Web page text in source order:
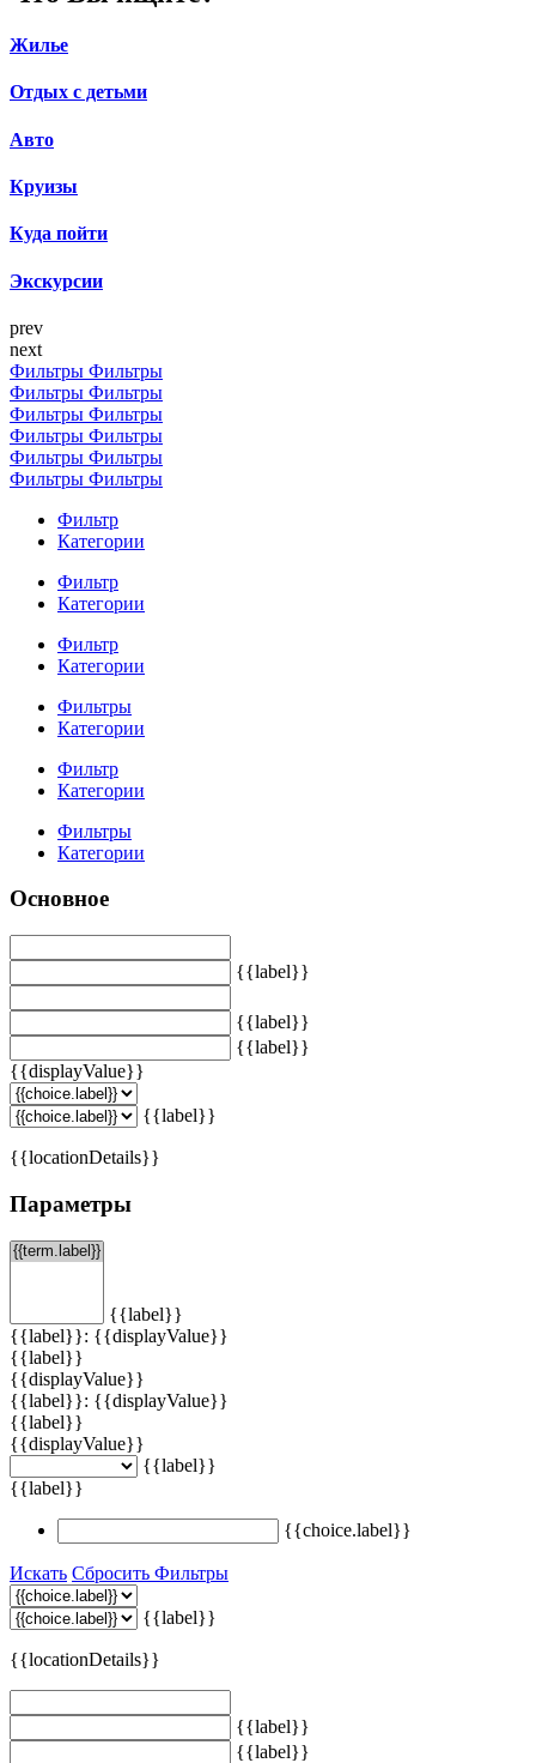
Жилье
Отдых с детьми
Авто
Круизы
Куда пойти
Экскурсии
prev
next
Фильтры Фильтры
Фильтры Фильтры
Фильтры Фильтры
Фильтры Фильтры
Фильтры Фильтры
Фильтры Фильтры
Фильтр
Категории
Фильтр
Категории
Фильтр
Категории
Фильтры
Категории
Фильтр
Категории
Фильтры
Категории
Основное
{{label}}
{{label}}
{{label}}
{{displayValue}}
{{label}}
{{locationDetails}}
Параметры
{{label}}
{{label}}: {{displayValue}}
{{label}}
{{displayValue}}
{{label}}: {{displayValue}}
{{label}}
{{displayValue}}
{{label}}
{{label}}
{{choice.label}}
Искать Сбросить Фильтры
{{label}}
{{locationDetails}}
{{label}}
{{label}}